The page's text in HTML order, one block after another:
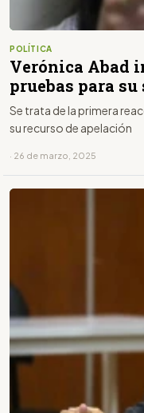
POLÍTICA
Verónica Abad
pruebas para
Se trata de la primera
su recurso de apelación
· 26 de marzo, 2025